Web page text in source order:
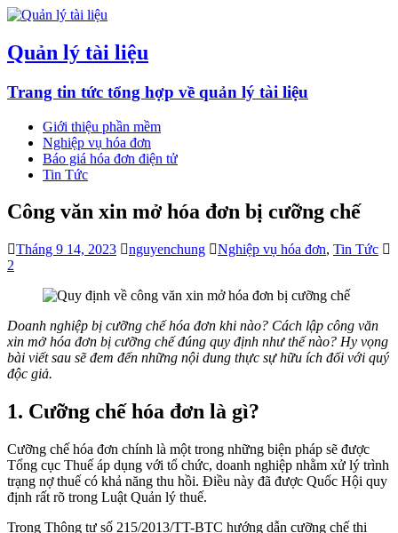
Quản lý tài liệu
Trang tin tức tổng hợp về quản lý tài liệu
Giới thiệu phần mềm
Nghiệp vụ hóa đơn
Báo giá hóa đơn điện tử
Tin Tức
Công văn xin mở hóa đơn bị cưỡng chế
Tháng 9 14, 2023 nguyenchung Nghiệp vụ hóa đơn, Tin Tức
2
Doanh nghiệp bị cưỡng chế hóa đơn khi nào? Cách lập công văn
xin mở hóa đơn bị cưỡng chế đúng quy định như thế nào? Hy vọng
bài viết sau sẽ đem đến những nội dung thực sự hữu ích đối với quý
độc giả.
1. Cưỡng chế hóa đơn là gì?
Cưỡng chế hóa đơn chính là một trong những biện pháp sẽ được
Tổng cục Thuế áp dụng với tổ chức, doanh nghiệp nhằm xử lý trình
trạng nợ thuế có khả năng thu hồi. Điều này đã được Quốc Hội quy
định rất rõ trong Luật Quản lý thuế.
Trong Thông tư số 215/2013/TT-BTC hướng dẫn cưỡng chế thi